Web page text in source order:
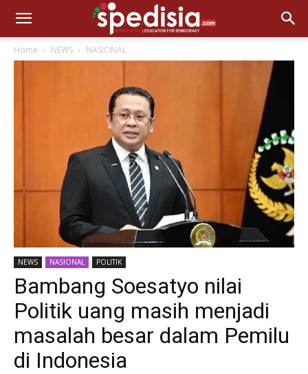
Home NEWS NASIONAL
NEWS NASIONAL POLITIK
Bambang Soesatyo nilai
Politik uang masih menjadi
masalah besar dalam Pemilu
di Indonesia